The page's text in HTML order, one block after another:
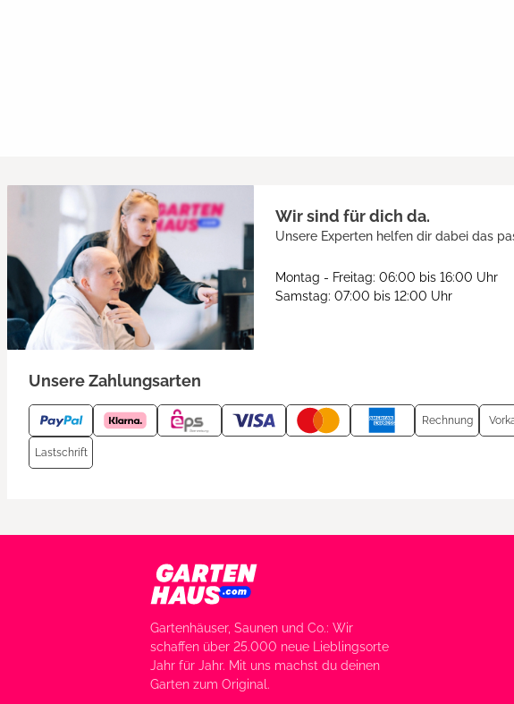
Wir sind für dich da.
Unsere Experten helfen dir dabei das
Montag - Freitag: 06:00 bis 16:00 Uhr
Samstag: 07:00 bis 12:00 Uhr
Unsere Zahlungsarten
Rechnung
Lastschrift
Gartenhäuser, Saunen und Co.: Wir
schaffen über 25.000 neue Lieblingsorte
Jahr für Jahr. Mit uns machst du deinen
Garten zum Original.